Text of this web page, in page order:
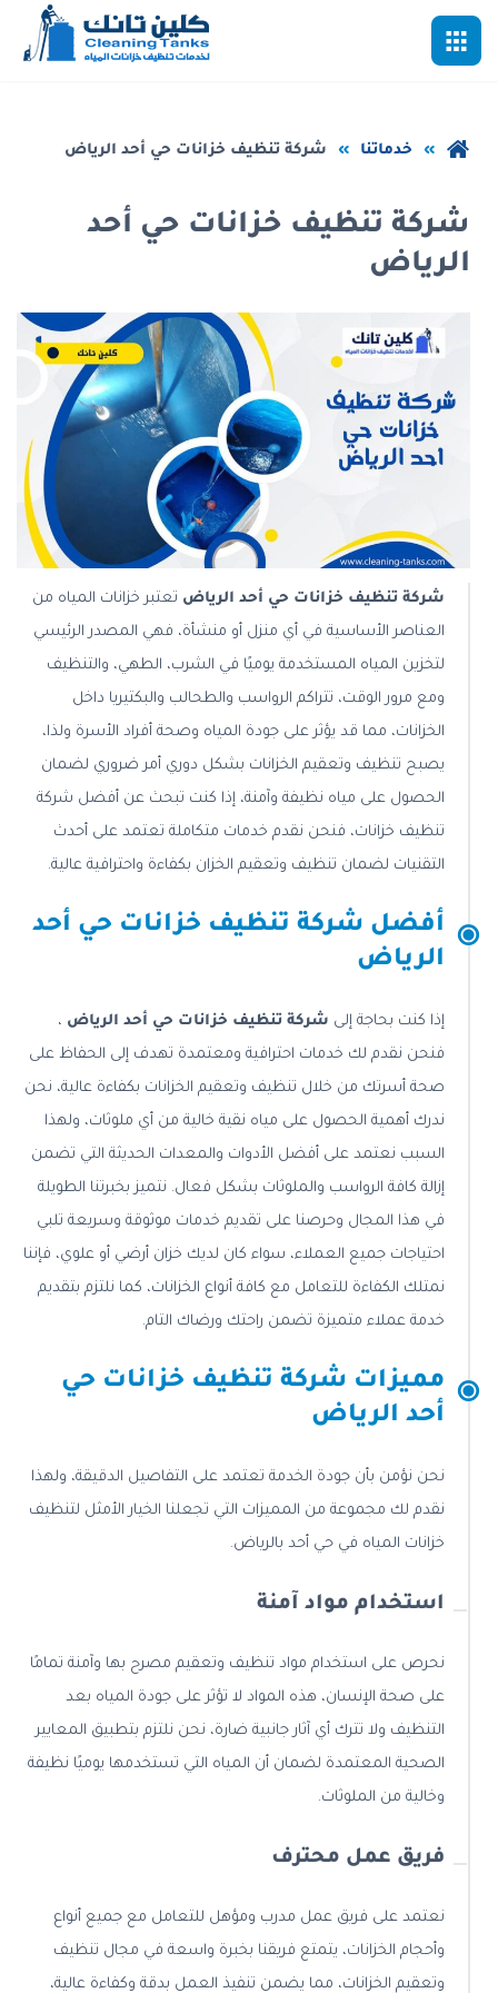
تخطي
الصفحة
الرئيسية
خدماتنا شركة تنظيف خزانات حي أحد الرياض
شركة تنظيف خزانات حي أحد
الرياض
شركة تنظيف خزانات حي أحد الرياض تعتبر خزانات المياه من
العناصر الأساسية في أي منزل أو منشأة، فهي المصدر الرئيسي
لتخزين المياه المستخدمة يوميًا في الشرب، الطهي، والتنظيف
ومع مرور الوقت، تتراكم الرواسب والطحالب والبكتيريا داخل
الخزانات، مما قد يؤثر على جودة المياه وصحة أفراد الأسرة ولذا،
يصبح تنظيف وتعقيم الخزانات بشكل دوري أمر ضروري لضمان
الحصول على مياه نظيفة وآمنة، إذا كنت تبحث عن أفضل شركة
تنظيف خزانات، فنحن نقدم خدمات متكاملة تعتمد على أحدث
التقنيات لضمان تنظيف وتعقيم الخزان بكفاءة واحترافية عالية.
أفضل شركة تنظيف خزانات حي أحد
الرياض
إذا كنت بحاجة إلى شركة تنظيف خزانات حي أحد الرياض ،
فنحن نقدم لك خدمات احترافية ومعتمدة تهدف إلى الحفاظ على
صحة أسرتك من خلال تنظيف وتعقيم الخزانات بكفاءة عالية، نحن
ندرك أهمية الحصول على مياه نقية خالية من أي ملوثات، ولهذا
السبب نعتمد على أفضل الأدوات والمعدات الحديثة التي تضمن
إزالة كافة الرواسب والملوثات بشكل فعال. نتميز بخبرتنا الطويلة
في هذا المجال وحرصنا على تقديم خدمات موثوقة وسريعة تلبي
احتياجات جميع العملاء، سواء كان لديك خزان أرضي أو علوي، فإننا
نمتلك الكفاءة للتعامل مع كافة أنواع الخزانات، كما نلتزم بتقديم
خدمة عملاء متميزة تضمن راحتك ورضاك التام.
مميزات شركة تنظيف خزانات حي
أحد الرياض
نحن نؤمن بأن جودة الخدمة تعتمد على التفاصيل الدقيقة، ولهذا
نقدم لك مجموعة من المميزات التي تجعلنا الخيار الأمثل لتنظيف
خزانات المياه في حي أحد بالرياض.
استخدام مواد آمنة
نحرص على استخدام مواد تنظيف وتعقيم مصرح بها وآمنة تمامًا
على صحة الإنسان، هذه المواد لا تؤثر على جودة المياه بعد
التنظيف ولا تترك أي آثار جانبية ضارة، نحن نلتزم بتطبيق المعايير
الصحية المعتمدة لضمان أن المياه التي تستخدمها يوميًا نظيفة
وخالية من الملوثات.
فريق عمل محترف
نعتمد على فريق عمل مدرب ومؤهل للتعامل مع جميع أنواع
وأحجام الخزانات، يتمتع فريقنا بخبرة واسعة في مجال تنظيف
وتعقيم الخزانات، مما يضمن تنفيذ العمل بدقة وكفاءة عالية،